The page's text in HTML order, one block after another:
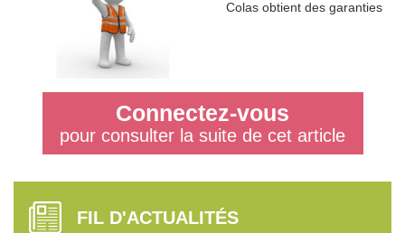
Colas obtient des garanties
Connectez-vous
pour consulter la suite de cet article
FIL D'ACTUALITÉS